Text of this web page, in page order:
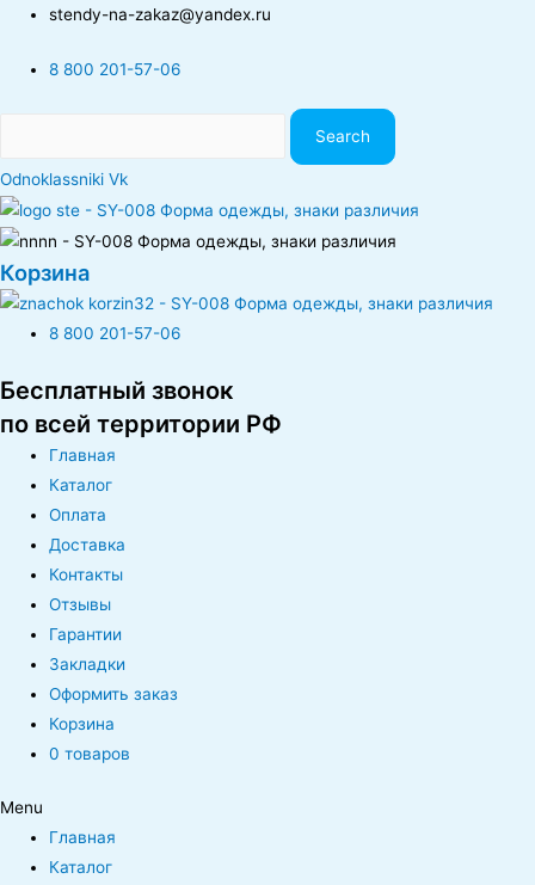
stendy-na-zakaz@yandex.ru
8 800 201-57-06
Search
Odnoklassniki Vk
Корзина
8 800 201-57-06
Бесплатный звонок
по всей территории РФ
Главная
Каталог
Оплата
Доставка
Контакты
Отзывы
Гарантии
Закладки
Оформить заказ
Корзина
0 товаров
Menu
Главная
Каталог